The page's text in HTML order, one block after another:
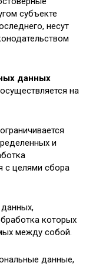
субъекте
несут
данных
на
и
с целями сбора
которых
между собой.
данные,